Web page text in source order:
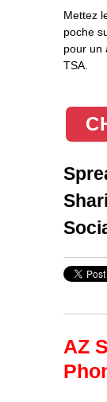
Mettez
poche
pour un
TSA.
AZ